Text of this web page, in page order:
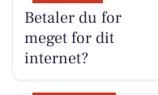
Betaler du for
meget for dit
internet?